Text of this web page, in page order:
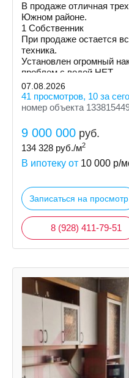
В продаже отличная
Южном районе.
1 Собственник
При продаже остается
техника.
Установлен огромный
проблем с водой НЕТ.
Увеличена площадь
балконов.
07.08.2026
41 просмотров, 10 за
номер объекта
9 000 000 руб.
134 328 руб./м2
В ипотеку от 10 000 р/
Записаться на просмотр
8 (928) 411-79-51